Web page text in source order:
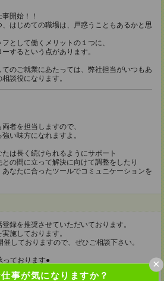
事が気になりますか？
×
開始！！
はじめての職場は、戸惑うこともあるかと思
として働くメリットの１つに、
するという点があります。
のご就業にあたっては、弊社担当がいつもあ
談役になります。
者を担当しますので、
い味方になれますよ。
は長く続けられるようにサポート
の間に立って解決に向けて調整をしたり
なたに合ったツールでコミュニケーションを
録を推奨させていただいております。
施しております。
しておりますので、ぜひご相談下さい。
っております●